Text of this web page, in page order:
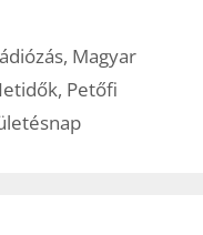
, Magyar
, Petőfi